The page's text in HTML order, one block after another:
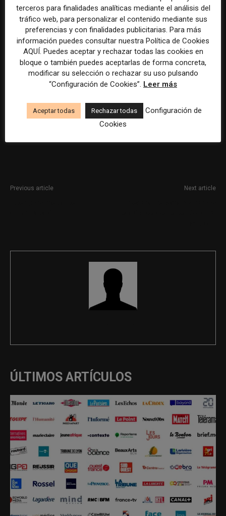
Por favor, para solicitar este trabajo visita
www.linkedin.com.
ofertas se ha realizado con la asistencia de herramientas
de inteligencia artificial, siempre bajo supervisión
Previous article Next article
ÚLTIMOS ARTÍCULOS
terceros para finalidades analíticas mediante el análisis del
tráfico web, para personalizar el contenido mediante sus
preferencias y con finalidades publicitarias. Para más
información puedes consultar nuestra Política de Cookies
AQUÍ. Puedes aceptar y rechazar todas las cookies en
bloque o también puedes aceptarlas de forma concreta,
modificar su selección o rechazar su uso pulsando
“Configuración de Cookies”. Leer más
Aceptar todas Rechazar todas
Configuración de
Cookies